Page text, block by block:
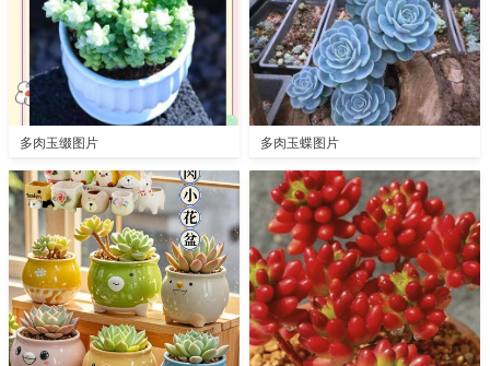
多肉玉缀图片 多肉玉蝶图片